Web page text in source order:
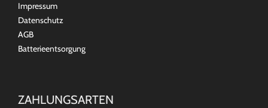
Impressum
Datenschutz
AGB
Batterieentsorgung
ZAHLUNGSARTEN